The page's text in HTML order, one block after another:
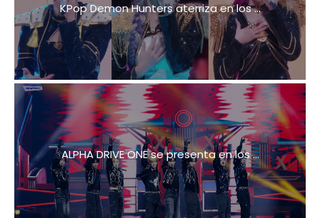
KPop Demon Hunters aterriza en los ...
ALPHA DRIVE ONE se presenta en los ...